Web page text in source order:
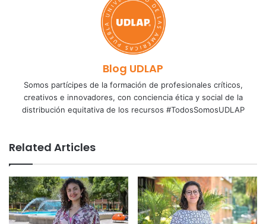
Blog UDLAP
Somos partícipes de la formación de profesionales críticos,
creativos e innovadores, con conciencia ética y social de la
distribución equitativa de los recursos #TodosSomosUDLAP
Related Articles